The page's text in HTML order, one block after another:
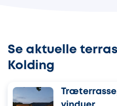
Se aktuelle
Kolding